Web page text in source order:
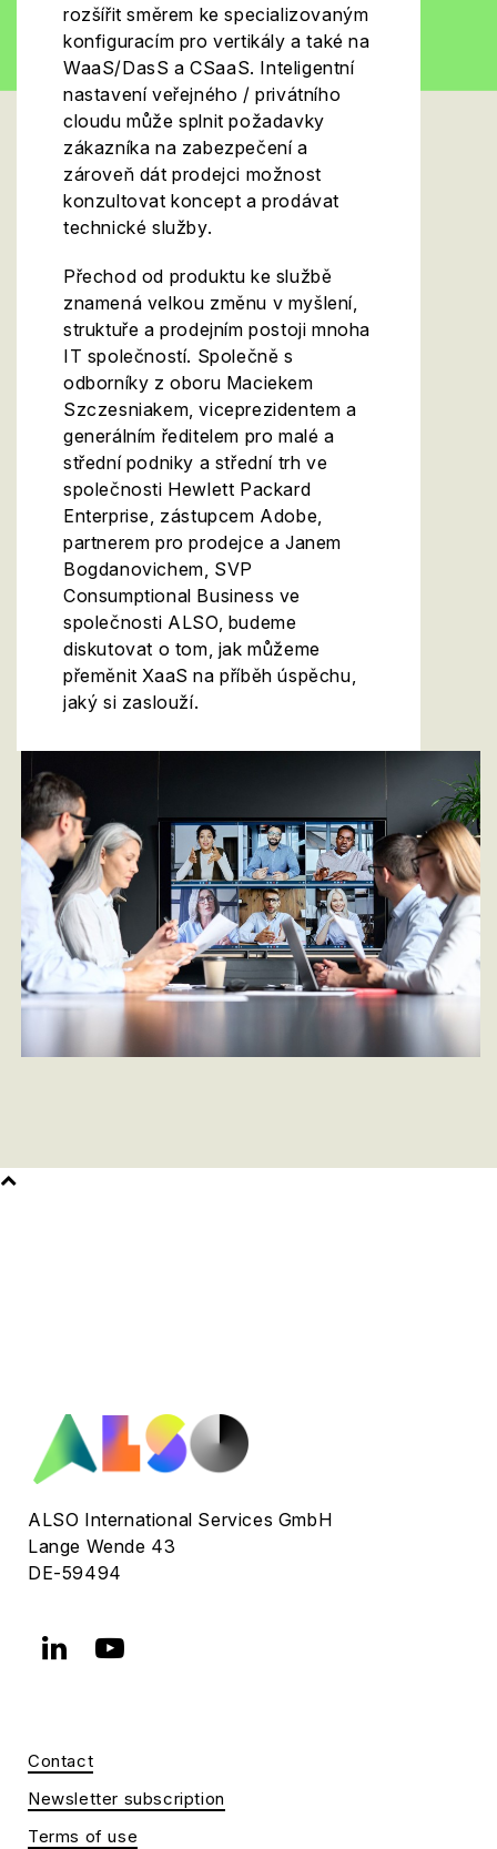
rozšířit směrem ke specializovaným
konfiguracím pro vertikály a také na
WaaS/DasS a CSaaS. Inteligentní
nastavení veřejného / privátního
cloudu může splnit požadavky
zákazníka na zabezpečení a
zároveň dát prodejci možnost
konzultovat koncept a prodávat
technické služby.
Přechod od produktu ke službě
znamená velkou změnu v myšlení,
struktuře a prodejním postoji mnoha
IT společností. Společně s
odborníky z oboru Maciekem
Szczesniakem, viceprezidentem a
generálním ředitelem pro malé a
střední podniky a střední trh ve
společnosti Hewlett Packard
Enterprise, zástupcem Adobe,
partnerem pro prodejce a Janem
Bogdanovichem, SVP
Consumptional Business ve
společnosti ALSO, budeme
diskutovat o tom, jak můžeme
přeměnit XaaS na příběh úspěchu,
jaký si zaslouží.
ALSO International Services GmbH
Lange Wende 43
DE-59494
Contact
Newsletter subscription
Terms of use